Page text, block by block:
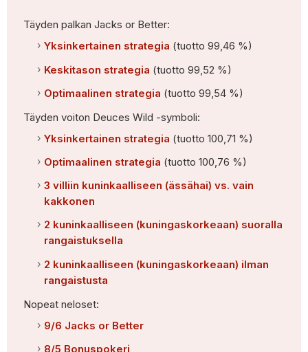
Täyden palkan Jacks or Better:
Yksinkertainen strategia (tuotto 99,46 %)
Keskitason strategia (tuotto 99,52 %)
Optimaalinen strategia (tuotto 99,54 %)
Täyden voiton Deuces Wild -symboli:
Yksinkertainen strategia (tuotto 100,71 %)
Optimaalinen strategia (tuotto 100,76 %)
3 villiin kuninkaalliseen (ässähai) vs. vain
kakkonen
2 kuninkaalliseen (kuningaskorkeaan) suoralla
rangaistuksella
2 kuninkaalliseen (kuningaskorkeaan) ilman
rangaistusta
Nopeat neloset:
9/6 Jacks or Better
8/5 Bonuspokeri